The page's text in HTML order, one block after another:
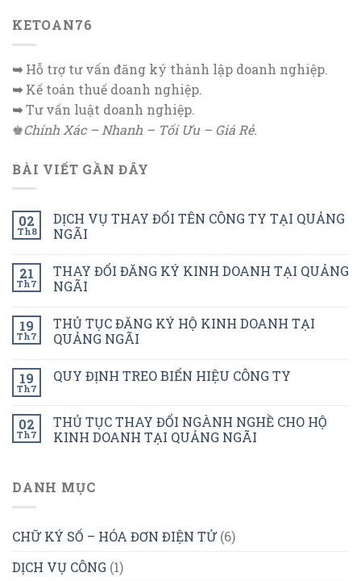
KETOAN76
➥Hỗ trợ tư vấn đăng ký thành lập doanh nghiệp.
➥Kế toán thuế doanh nghiệp.
➥Tư vấn luật doanh nghiệp.
♚Chính Xác – Nhanh – Tối Ưu – Giá Rẻ.
BÀI VIẾT GẦN ĐÂY
02
Th8
DỊCH VỤ THAY ĐỔI TÊN CÔNG TY TẠI QUẢNG
NGÃI
21
Th7
THAY ĐỔI ĐĂNG KÝ KINH DOANH TẠI QUẢNG
NGÃI
19
Th7
THỦ TỤC ĐĂNG KÝ HỘ KINH DOANH TẠI
QUẢNG NGÃI
19
Th7
QUY ĐỊNH TREO BIỂN HIỆU CÔNG TY
02
Th7
THỦ TỤC THAY ĐỔI NGÀNH NGHỀ CHO HỘ
KINH DOANH TẠI QUẢNG NGÃI
DANH MỤC
CHỮ KÝ SỐ – HÓA ĐƠN ĐIỆN TỬ(6)
DỊCH VỤ CÔNG (1)